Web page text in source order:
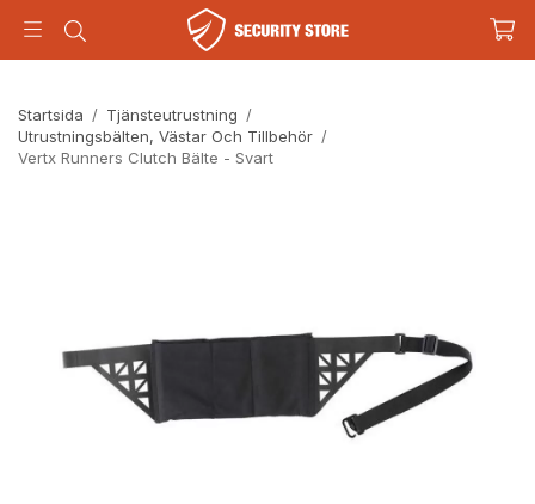
Startsida / Tjänsteutrustning /
Utrustningsbälten, Västar Och Tillbehör /
Vertx Runners Clutch Bälte - Svart